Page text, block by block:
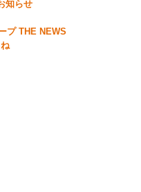
知らせ
プ THE NEWS